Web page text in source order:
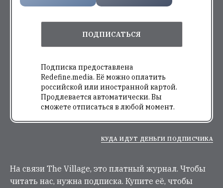
ПОДПИСАТЬСЯ
Подписка предоставлена
Redefine.media. Её можно оплатить
российской или иностранной картой.
Продлевается автоматически. Вы
сможете отписаться в любой момент.
КУДА ИДУТ ДЕНЬГИ ПОДПИСЧИКА
На связи The Village, это платный журнал. Чтобы
читать нас, нужна подписка. Купите её, чтобы